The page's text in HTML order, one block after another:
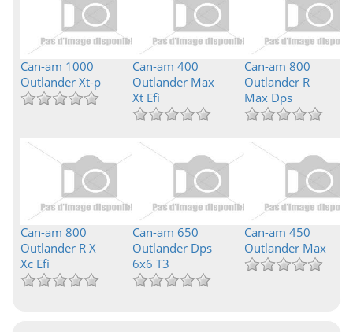
Can-am 1000
Outlander Xt-p
Can-am 400
Outlander Max
Xt Efi
Can-am 800
Outlander R
Max Dps
Can-am 800
Outlander R X
Xc Efi
Can-am 650
Outlander Dps
6x6 T3
Can-am 450
Outlander Max